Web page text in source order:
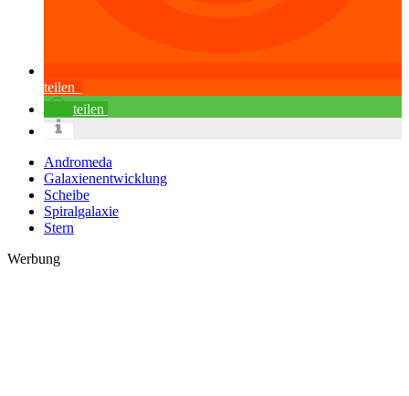
teilen
teilen
Andromeda
Galaxienentwicklung
Scheibe
Spiralgalaxie
Stern
Werbung